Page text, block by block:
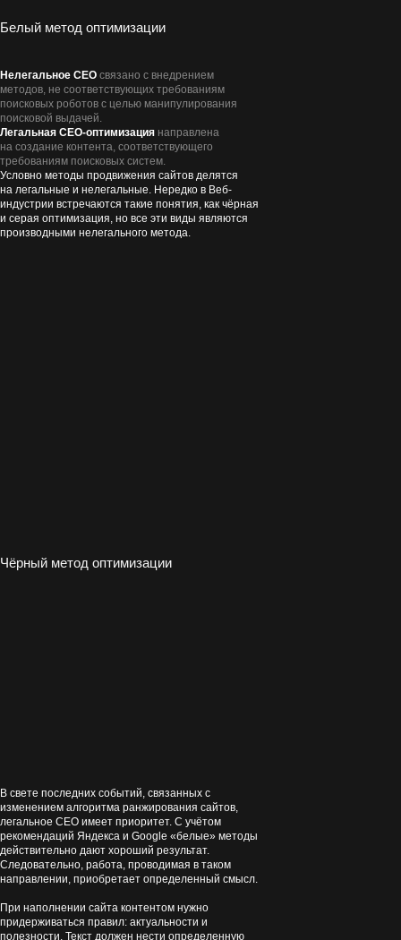
Нелегальное СЕО связано с внедрением
методов, не соответствующих требованиям
поисковых роботов с целью манипулирования
поисковой выдачей.
Легальная СЕО-оптимизация направлена
на создание контента, соответствующего
требованиям поисковых систем.
Условно методы продвижения сайтов делятся
на легальные и нелегальные. Нередко в Веб-
индустрии встречаются такие понятия, как чёрная
и серая оптимизация, но все эти виды являются
производными нелегального метода.
Белый метод оптимизации
В свете последних событий, связанных с
изменением алгоритма ранжирования сайтов,
легальное СЕО имеет приоритет. С учётом
рекомендаций Яндекса и Google «белые» методы
действительно дают хороший результат.
Следовательно, работа, проводимая в таком
направлении, приобретает определенный смысл.
При наполнении сайта контентом нужно
придерживаться правил: актуальности и
полезности. Текст должен нести определенную
Чёрный метод оптимизации